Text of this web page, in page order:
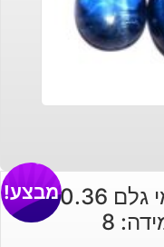
טבעת כסף בשיבוץ יהלומי גלם 0.36 קרט
8
מבצע!